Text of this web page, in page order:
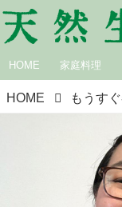
HOME 家庭料理
HOME